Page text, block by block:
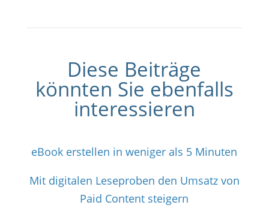
Diese Beiträge
könnten Sie ebenfalls
interessieren
eBook erstellen in weniger als 5 Minuten
Mit digitalen Leseproben den Umsatz von
Paid Content steigern